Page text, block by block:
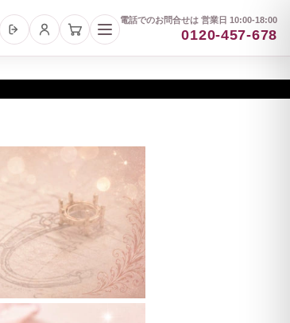
電話でのお問合せは 営業日 10:00-18:00
0120-457-678